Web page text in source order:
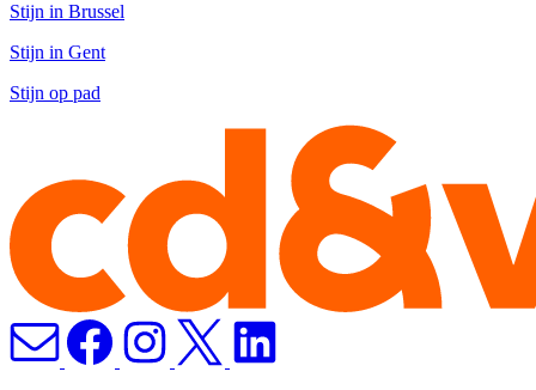
Stijn in Brussel
Stijn in Gent
Stijn op pad